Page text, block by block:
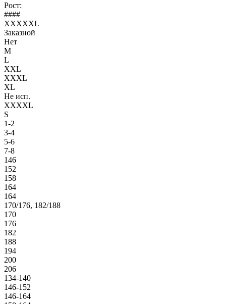
Рост:
####
XXXXXL
Заказной
Нет
M
L
XXL
XXXL
XL
Не исп.
XXXXL
S
1-2
3-4
5-6
7-8
146
152
158
164
164
170/176, 182/188
170
176
182
188
194
200
206
134-140
146-152
146-164